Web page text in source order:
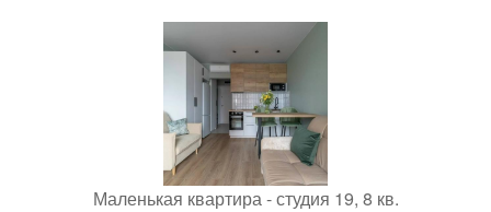
Маленькая квартира - студия 19, 8 кв.